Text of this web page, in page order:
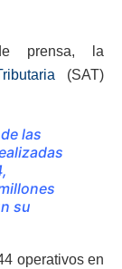
prensa, la
(SAT)
las
su
operativos en